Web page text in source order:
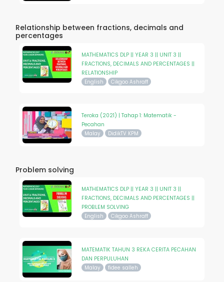
Relationship between fractions, decimals and
percentages
MATHEMATICS DLP || YEAR 3 || UNIT 3 ||
FRACTIONS, DECIMALS AND PERCENTAGES ||
RELATIONSHIP
English Cikgoo Ashraff
Teroka (2021) | Tahap 1: Matematik -
Pecahan
Malay DidikTV KPM
Problem solving
MATHEMATICS DLP || YEAR 3 || UNIT 3 ||
FRACTIONS, DECIMALS AND PERCENTAGES ||
PROBLEM SOLVING
English Cikgoo Ashraff
MATEMATIK TAHUN 3 REKA CERITA PECAHAN
DAN PERPULUHAN
Malay fidee salleh